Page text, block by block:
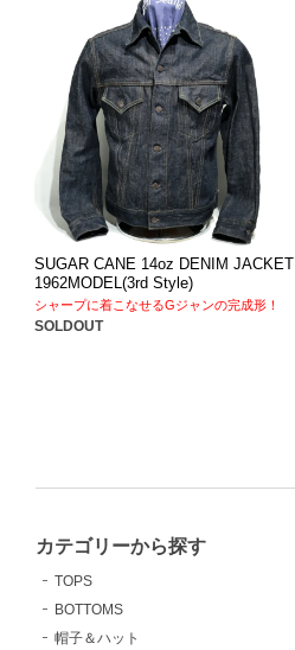
SUGAR CANE 14oz DENIM JACKET
1962MODEL(3rd Style)
シャープに着こなせるGジャンの完成形！
SOLDOUT
カテゴリーから探す
TOPS
BOTTOMS
帽子＆ハット